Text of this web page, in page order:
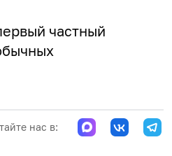
частный
нас в: